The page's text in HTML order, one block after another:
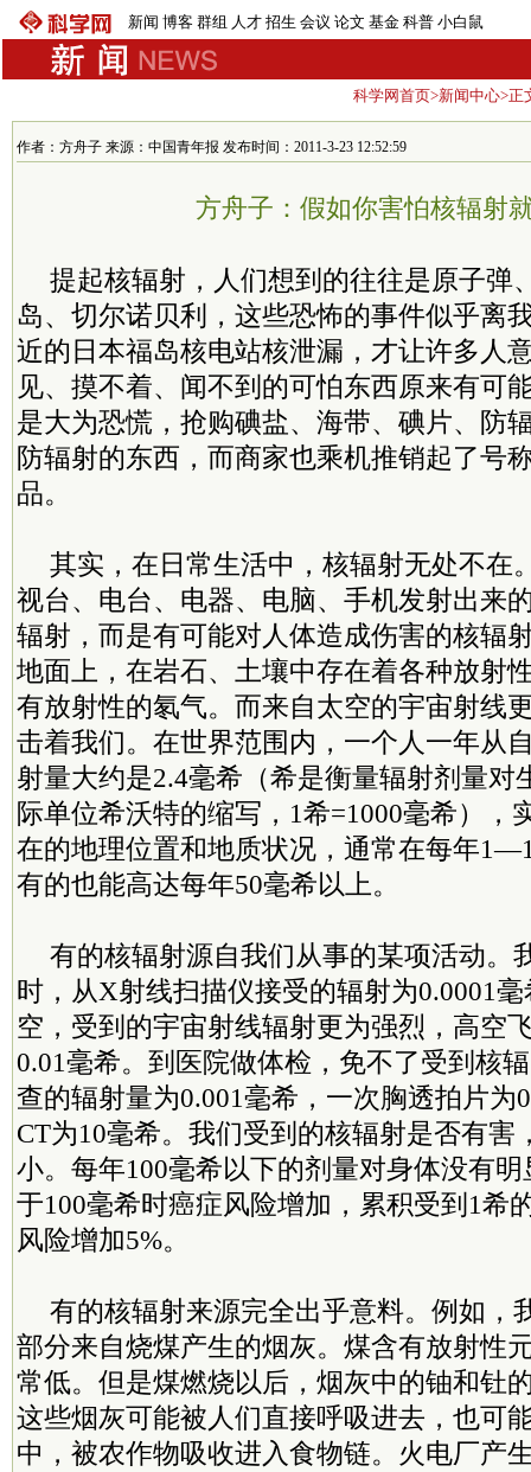
新闻 博客 群组 人才 招生 会议 论文 基金 科普 小白鼠
科学网首页>新闻中心>正
作者：方舟子 来源：中国青年报 发布时间：2011-3-23 12:52:59
方舟子：假如你害怕核辐射
提起核辐射，人们想到的往往是原子弹
岛、切尔诺贝利，这些恐怖的事件似乎离
近的日本福岛核电站核泄漏，才让许多人
见、摸不着、闻不到的可怕东西原来有可
是大为恐慌，抢购碘盐、海带、碘片、防
防辐射的东西，而商家也乘机推销起了号
品。
其实，在日常生活中，核辐射无处不在
视台、电台、电器、电脑、手机发射出来
辐射，而是有可能对人体造成伤害的核辐
地面上，在岩石、土壤中存在着各种放射
有放射性的氡气。而来自太空的宇宙射线
击着我们。在世界范围内，一个人一年从
射量大约是2.4毫希（希是衡量辐射剂量对
际单位希沃特的缩写，1希=1000毫希），
在的地理位置和地质状况，通常在每年
有的也能高达每年50毫希以上。
有的核辐射源自我们从事的某项活动。
时，从X射线扫描仪接受的辐射为0.0001
空，受到的宇宙射线辐射更为强烈，高空
0.01毫希。到医院做体检，免不了受到核
查的辐射量为0.001毫希，一次胸透拍片为
CT为10毫希。我们受到的核辐射是否有害
小。每年100毫希以下的剂量对身体没有
于100毫希时癌症风险增加，累积受到1希
风险增加5%。
有的核辐射来源完全出乎意料。例如，
部分来自烧煤产生的烟灰。煤含有放射性
常低。但是煤燃烧以后，烟灰中的铀和钍
这些烟灰可能被人们直接呼吸进去，也可
中，被农作物吸收进入食物链。火电厂产